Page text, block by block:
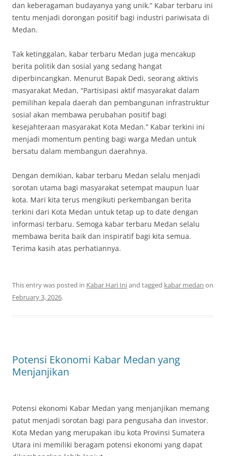
dan keberagaman budayanya yang unik.” Kabar terbaru ini
tentu menjadi dorongan positif bagi industri pariwisata di
Medan.
Tak ketinggalan, kabar terbaru Medan juga mencakup
berita politik dan sosial yang sedang hangat
diperbincangkan. Menurut Bapak Dedi, seorang aktivis
masyarakat Medan, “Partisipasi aktif masyarakat dalam
pemilihan kepala daerah dan pembangunan infrastruktur
sosial akan membawa perubahan positif bagi
kesejahteraan masyarakat Kota Medan.” Kabar terkini ini
menjadi momentum penting bagi warga Medan untuk
bersatu dalam membangun daerahnya.
Dengan demikian, kabar terbaru Medan selalu menjadi
sorotan utama bagi masyarakat setempat maupun luar
kota. Mari kita terus mengikuti perkembangan berita
terkini dari Kota Medan untuk tetap up to date dengan
informasi terbaru. Semoga kabar terbaru Medan selalu
membawa berita baik dan inspiratif bagi kita semua.
Terima kasih atas perhatiannya.
This entry was posted in Kabar Hari Iniand tagged kabar medan on
February 3, 2026.
Potensi Ekonomi Kabar Medan yang
Menjanjikan
Potensi ekonomi Kabar Medan yang menjanjikan memang
patut menjadi sorotan bagi para pengusaha dan investor.
Kota Medan yang merupakan ibu kota Provinsi Sumatera
Utara ini memiliki beragam potensi ekonomi yang dapat